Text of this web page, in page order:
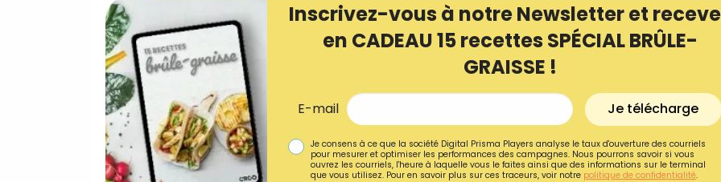
Inscrivez-vous à notre Newsletter et
en CADEAU 15 recettes SPÉCIAL BRÛLE-
GRAISSE !
E-mail Je télécharge
Je consens à ce que la société Digital Prisma Players analyse le taux d'ouverture des courriels
pour mesurer et optimiser les performances des campagnes. Nous pourrons savoir si vous
ouvrez les courriels, l'heure à laquelle vous le faites ainsi que des informations sur le terminal
que vous utilisez. Pour en savoir plus sur ces traceurs, voir notre politique de confidentialité.